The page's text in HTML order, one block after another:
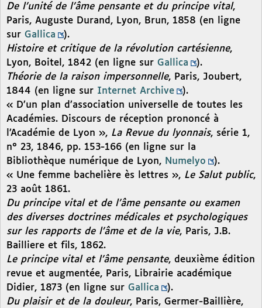
De l’unité de l’âme pensante et du principe vital,
Paris, Auguste Durand, Lyon, Brun, 1858 (en ligne
sur Gallica
).
Histoire et critique de la révolution cartésienne,
Lyon, Boitel, 1842 (en ligne sur Gallica
).
Théorie de la raison impersonnelle, Paris, Joubert,
1844 (en ligne sur Internet Archive
).
« D’un plan d’association universelle de toutes les
Académies. Discours de réception prononcé à
l’Académie de Lyon », La Revue du lyonnais, série 1,
n° 23, 1846, pp. 153-166 (en ligne sur la
Bibliothèque numérique de Lyon, Numelyo
).
« Une femme bachelière ès lettres », Le Salut public,
23 août 1861.
Du principe vital et de l’âme pensante ou examen
des diverses doctrines médicales et psychologiques
sur les rapports de l’âme et de la vie, Paris, J.B.
Bailliere et fils, 1862.
Le principe vital et l’âme pensante, deuxième édition
revue et augmentée, Paris, Librairie académique
Didier, 1873 (en ligne sur Gallica
).
Du plaisir et de la douleur, Paris, Germer-Baillière,